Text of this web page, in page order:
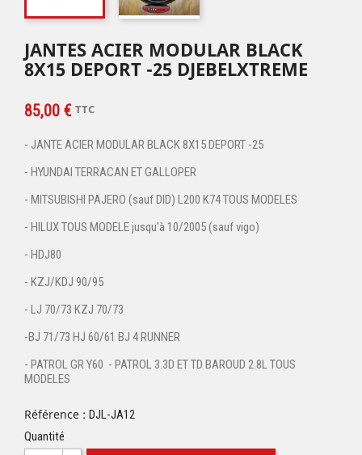
JANTES ACIER MODULAR BLACK
8X15 DEPORT -25 DJEBELXTREME
85,00 € TTC
- JANTE ACIER MODULAR BLACK 8X15 DEPORT -25
- HYUNDAI TERRACAN ET GALLOPER
- MITSUBISHI PAJERO (sauf DID) L200 K74 TOUS MODELES
- HILUX TOUS MODELE jusqu'à 10/2005 (sauf vigo)
- HDJ80
- KZJ/KDJ 90/95
- LJ 70/73 KZJ 70/73
-BJ 71/73 HJ 60/61 BJ 4 RUNNER
- PATROL GR Y60 - PATROL 3.3D ET TD BAROUD 2.8L TOUS
MODELES
Référence : DJL-JA12
Quantité